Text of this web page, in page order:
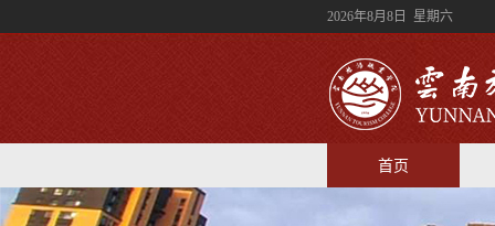
2026年8月8日 星期六
首页